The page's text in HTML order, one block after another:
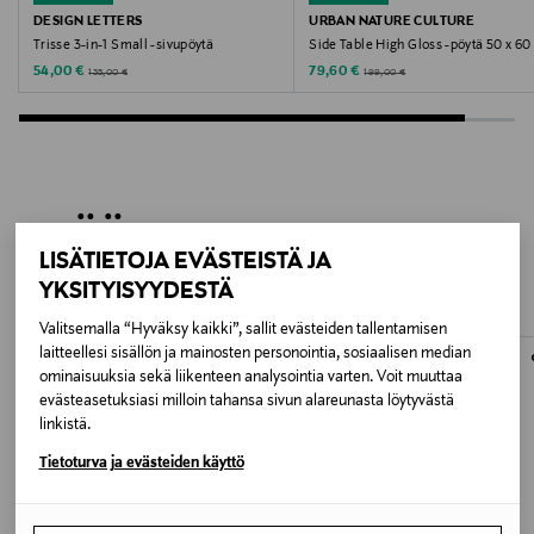
LISÄTIETOJA EVÄSTEISTÄ JA
YKSITYISYYDESTÄ
Valitsemalla “Hyväksy kaikki”, sallit evästeiden tallentamisen
laitteellesi sisällön ja mainosten personointia, sosiaalisen median
ominaisuuksia sekä liikenteen analysointia varten. Voit muuttaa
evästeasetuksiasi milloin tahansa sivun alareunasta löytyvästä
linkistä.
Tietoturva ja evästeiden käyttö
Avainsanat
Karusellipöytä, Sivupöytä, Yöpöytä, Kirjahylly, Koivu,
Pyörät
DESIGN LETTERS
Trisse 3-in-1 Small -sivupöytä
Discounted Price
54,00 € Original Price
135,00 €
URBAN NATURE CULTURE
Side Table High Gloss -pöytä 50 x 60
Discounted Price
79,60 € Original Price
199,00 €
LISÄÄ KIINNOSTAVIA
TUOTTEITA